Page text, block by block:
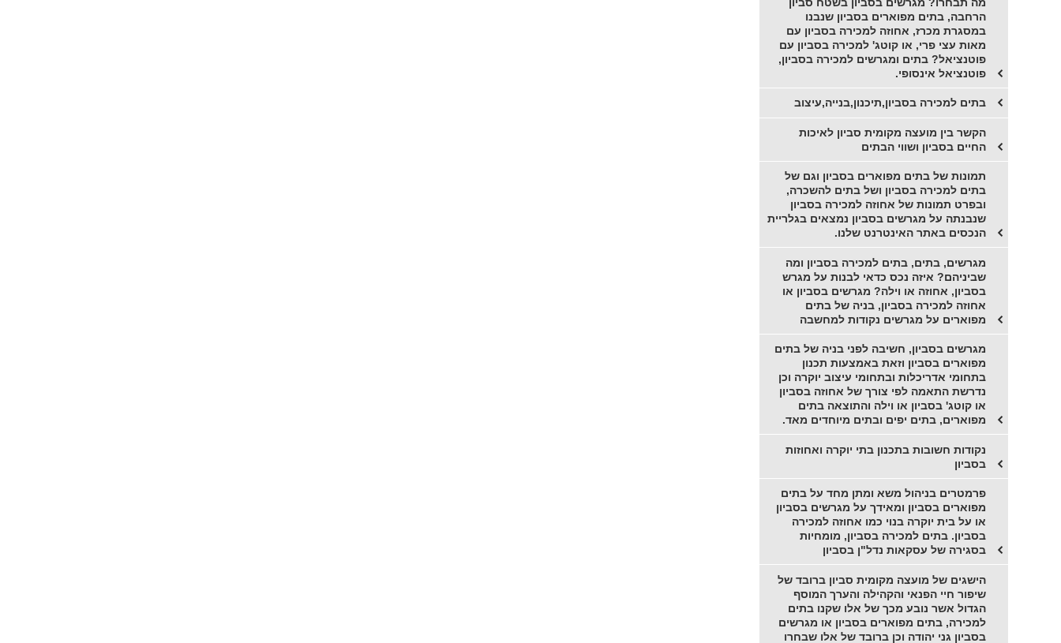
הרחבה, בתים מפוארים בסביון שנבנו
במסגרת מכרז, אחוזה למכירה בסביון עם
מאות עצי פרי, או קוטג' למכירה בסביון עם
פוטנציאל? בתים ומגרשים למכירה בסביון,
פוטנציאל אינסופי.
בתים למכירה בסביון,תיכנון,בנייה,עיצוב
הקשר בין מועצה מקומית סביון לאיכות
החיים בסביון ושווי הבתים
תמונות של בתים מפוארים בסביון וגם של
בתים למכירה בסביון ושל בתים להשכרה,
ובפרט תמונות של אחוזה למכירה בסביון
שנבנתה על מגרשים בסביון נמצאים בגלריית
הנכסים באתר האינטרנט שלנו.
מגרשים, בתים, בתים למכירה בסביון ומה
שביניהם? איזה נכס כדאי לבנות על מגרש
בסביון, אחוזה או וילה? מגרשים בסביון או
אחוזה למכירה בסביון, בניה של בתים
מפוארים על מגרשים נקודות למחשבה
מגרשים בסביון, חשיבה לפני בניה של בתים
מפוארים בסביון וזאת באמצעות תכנון
בתחומי אדריכלות ובתחומי עיצוב יוקרה וכן
נדרשת התאמה לפי צורך של אחוזה בסביון
או קוטג' בסביון או וילה והתוצאה בתים
מפוארים, בתים יפים ובתים מיוחדים מאד.
נקודות חשובות בתכנון בתי יוקרה ואחוזות
בסביון
פרמטרים בניהול משא ומתן מחד על בתים
מפוארים בסביון ומאידך על מגרשים בסביון
או על בית יוקרה בנוי כמו אחוזה למכירה
בסביון. בתים למכירה בסביון, מומחיות
בסגירה של עסקאות נדל"ן בסביון
הישגים של מועצה מקומית סביון ברובד של
שיפור חיי הפנאי והקהילה והערך המוסף
הגדול אשר נובע מכך של אלו שקנו בתים
למכירה, בתים מפוארים בסביון או מגרשים
בסביון גני יהודה וכן ברובד של אלו שבחרו